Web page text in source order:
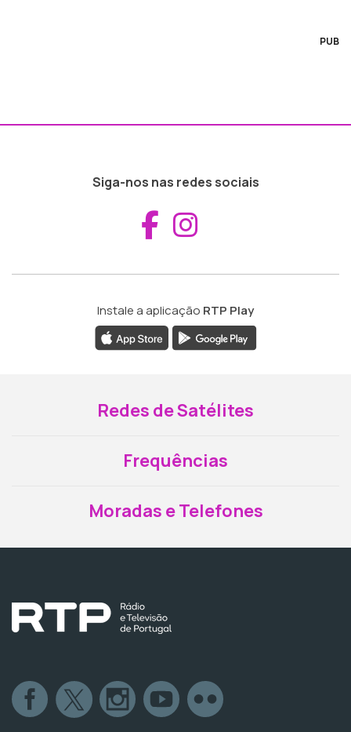
PUB
Siga-nos nas redes sociais
Aceder ao
Instale a aplicação RTP Play
Redes de Satélites
Frequências
Moradas e Telefones